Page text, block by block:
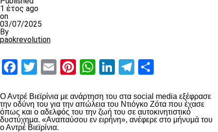
1 έτος ago
on
03/07/2025
By
paokrevolution
Facebook
Twitter
EmailPinterest
WhatsApp
LinkedIn
Telegram
Ο Αντρέ Βιεϊρίνια με ανάρτηση του στα social media εξέφρασε
την οδύνη του για την απώλεια του Ντιόγκο Ζότα που έχασε
όπως και ο αδελφός του την ζωή του σε αυτοκινητιστικό
δυστύχημα. «Αναπαύσου εν ειρήνη», ανέφερε στο μήνυμά του
ο Αντρέ Βιεϊρίνια.